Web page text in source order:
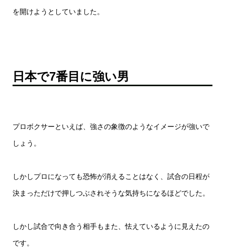
を開けようとしていました。
日本で7番目に強い男
プロボクサーといえば、強さの象徴のようなイメージが強いで
しょう。
しかしプロになっても恐怖が消えることはなく、試合の日程が
決まっただけで押しつぶされそうな気持ちになるほどでした。
しかし試合で向き合う相手もまた、怯えているように見えたの
です。